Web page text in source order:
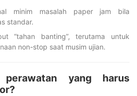
minim masalah paper jam bila
standar.
“tahan banting”, terutama untuk
non-stop saat musim ujian.
yang harus